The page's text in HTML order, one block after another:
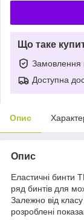
Що таке
Замовлення
Доступна
Опис
Опис
Еластичні бинти
ряд бинтів для
Залежно від
розроблені